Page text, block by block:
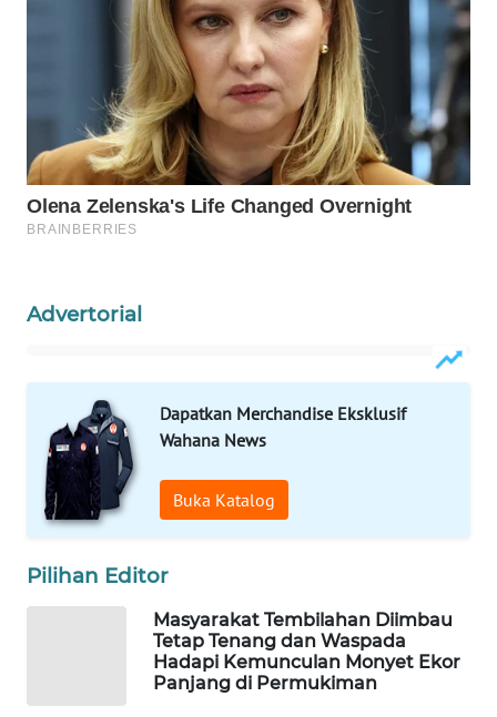
Advertorial
Dapatkan Merchandise Eksklusif
Wahana News
Buka Katalog
Pilihan Editor
Masyarakat Tembilahan Diimbau
Tetap Tenang dan Waspada
Hadapi Kemunculan Monyet Ekor
Panjang di Permukiman
WAHANANEWS
ID
WAHANANEWS
WAHANANEWS
WAHANA
SPORT
WAHANA
UMKM
WAHANA
SELEB